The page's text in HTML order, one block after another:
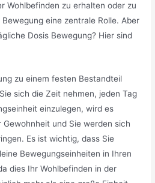
Wohlbefinden zu erhalten oder zu
eine zentrale Rolle. Aber
Dosis Bewegung? Hier sind
zu einem festen Bestandteil
sich die Zeit nehmen, jeden Tag
einzulegen, wird es
Gewohnheit und Sie werden sich
Es ist wichtig, dass Sie
Bewegungseinheiten in Ihren
dies Ihr Wohlbefinden in der